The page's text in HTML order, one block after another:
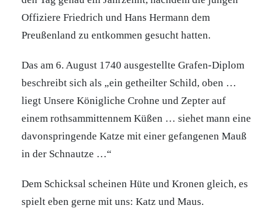
Offiziere Friedrich und Hans Hermann dem
Preußenland zu entkommen gesucht hatten.
Das am 6. August 1740 ausgestellte Grafen-Diplom
beschreibt sich als „ein getheilter Schild, oben …
liegt Unsere Königliche Crohne und Zepter auf
einem rothsammittennem Küßen … siehet mann eine
davonspringende Katze mit einer gefangenen Mauß
in der Schnautze …“
Dem Schicksal scheinen Hüte und Kronen gleich, es
spielt eben gerne mit uns: Katz und Maus.